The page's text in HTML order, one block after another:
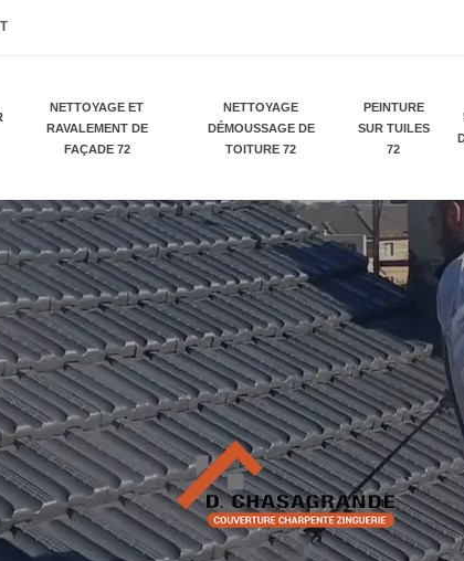
NETTOYAGE ET
RAVALEMENT DE
FAÇADE 72
NETTOYAGE
DÉMOUSSAGE DE
TOITURE 72
PEINTURE
SUR TUILES
72